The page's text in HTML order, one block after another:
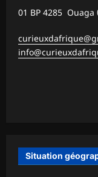
01 BP 4285 Ouaga
Situation